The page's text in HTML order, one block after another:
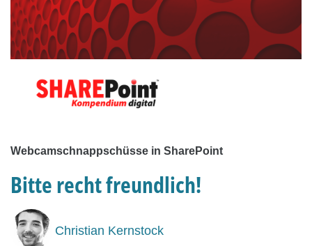
Webcamschnappschüsse in SharePoint
Bitte recht freundlich!
Christian Kernstock